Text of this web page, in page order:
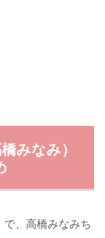
みなみ）
、高橋みなみち